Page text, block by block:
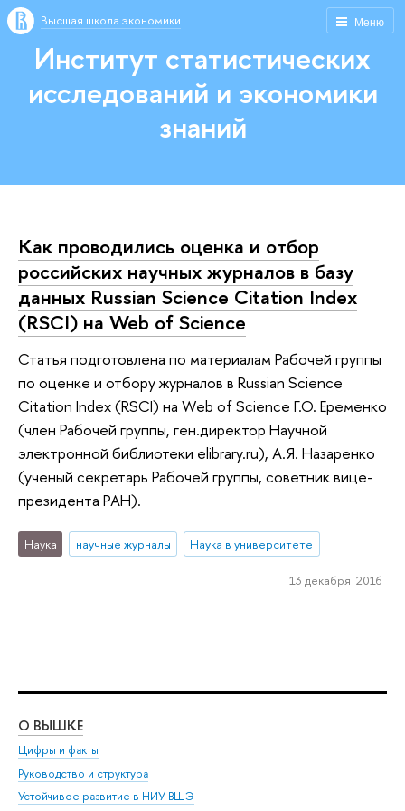
Меню
Высшая школа экономики
Институт статистических
исследований и экономики
знаний
Как проводились оценка и отбор
российских научных журналов в базу
данных Russian Science Citation Index
(RSCI) на Web of Science
Статья подготовлена по материалам Рабочей группы
по оценке и отбору журналов в Russian Science
Citation Index (RSCI) на Web of Science Г.О. Еременко
(член Рабочей группы, ген.директор Научной
электронной библиотеки elibrary.ru), А.Я. Назаренко
(ученый секретарь Рабочей группы, советник вице-
президента РАН).
Наука научные журналы Наука в университете
13 декабря 2016
О ВЫШКЕ
Цифры и факты
Руководство и структура
Устойчивое развитие в НИУ ВШЭ